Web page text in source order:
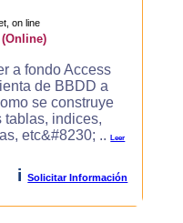
a fondo Access
de BBDD a
se construye
tablas, indices,
etc&#8230; ..Leer
i Solicitar Información